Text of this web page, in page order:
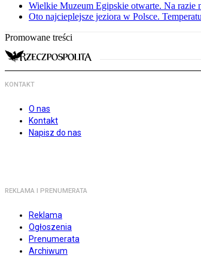
Wielkie Muzeum Egipskie otwarte. Na razie
Oto najcieplejsze jeziora w Polsce.
Promowane treści
KONTAKT
O nas
Kontakt
Napisz do nas
REKLAMA I PRENUMERATA
Reklama
Ogłoszenia
Prenumerata
Archiwum